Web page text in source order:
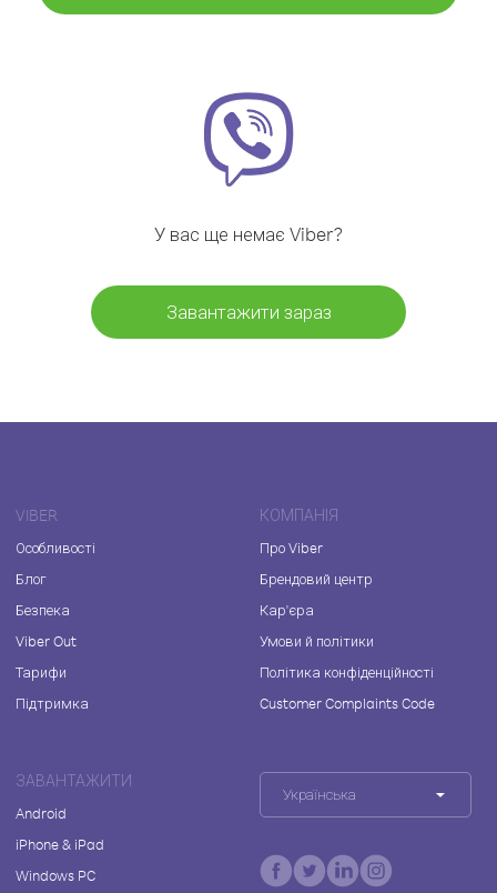
У вас ще немає Viber?
Завантажити зараз
VIBER
Особливості
Блог
Безпека
Viber Out
Тарифи
Підтримка
КОМПАНІЯ
Про Viber
Брендовий центр
Кар'єра
Умови й політики
Політика конфіденційності
Customer Complaints Code
ЗАВАНТАЖИТИ
Android
iPhone & iPad
Windows PC
Українська